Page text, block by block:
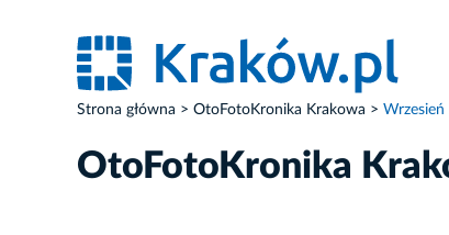
Strona główna OtoFotoKronika Krakowa
OtoFotoKronika